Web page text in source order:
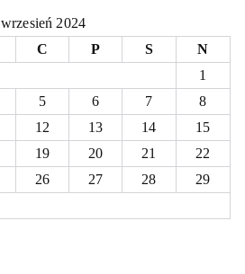
wrzesień 2024
C P S
N
1
5 6 7
8
12 13 14
15
19 20 21
22
26 27 28
29